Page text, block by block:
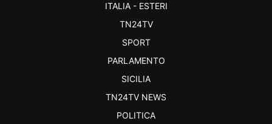
ITALIA - ESTERI
TN24TV
SPORT
PARLAMENTO
SICILIA
TN24TV NEWS
POLITICA